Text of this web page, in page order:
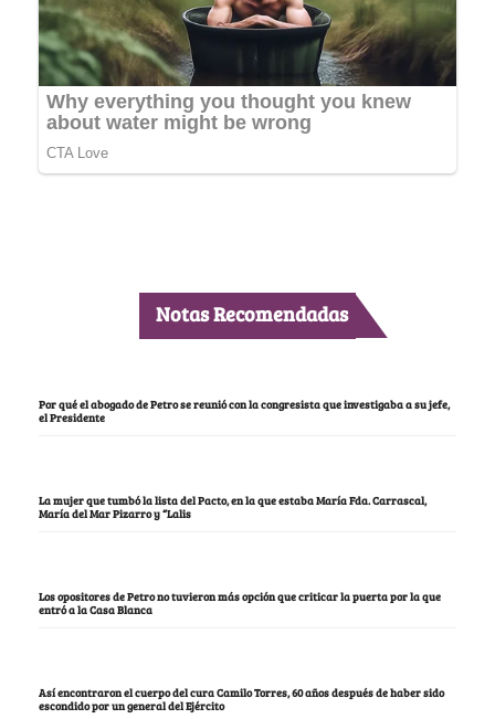
Notas Recomendadas
Por qué el abogado de Petro se reunió con la congresista que investigaba a su jefe,
el Presidente
La mujer que tumbó la lista del Pacto, en la que estaba María Fda. Carrascal,
María del Mar Pizarro y “Lalis
Los opositores de Petro no tuvieron más opción que criticar la puerta por la que
entró a la Casa Blanca
Así encontraron el cuerpo del cura Camilo Torres, 60 años después de haber sido
escondido por un general del Ejército